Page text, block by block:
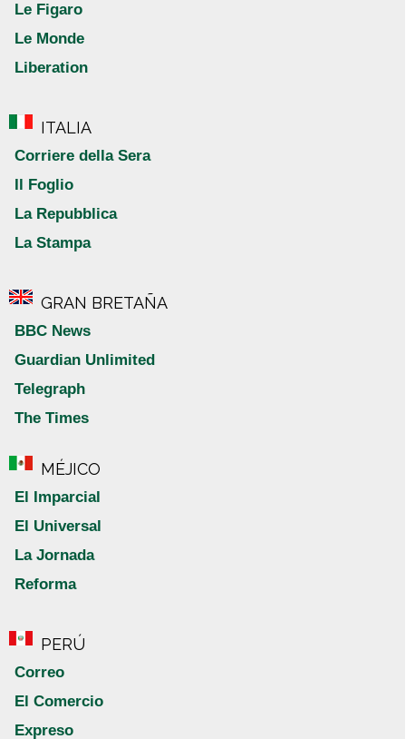
Le Figaro
Le Monde
Liberation
ITALIA
Corriere della Sera
Il Foglio
La Repubblica
La Stampa
GRAN BRETAÑA
BBC News
Guardian Unlimited
Telegraph
The Times
MÉJICO
El Imparcial
El Universal
La Jornada
Reforma
PERÚ
Correo
El Comercio
Expreso